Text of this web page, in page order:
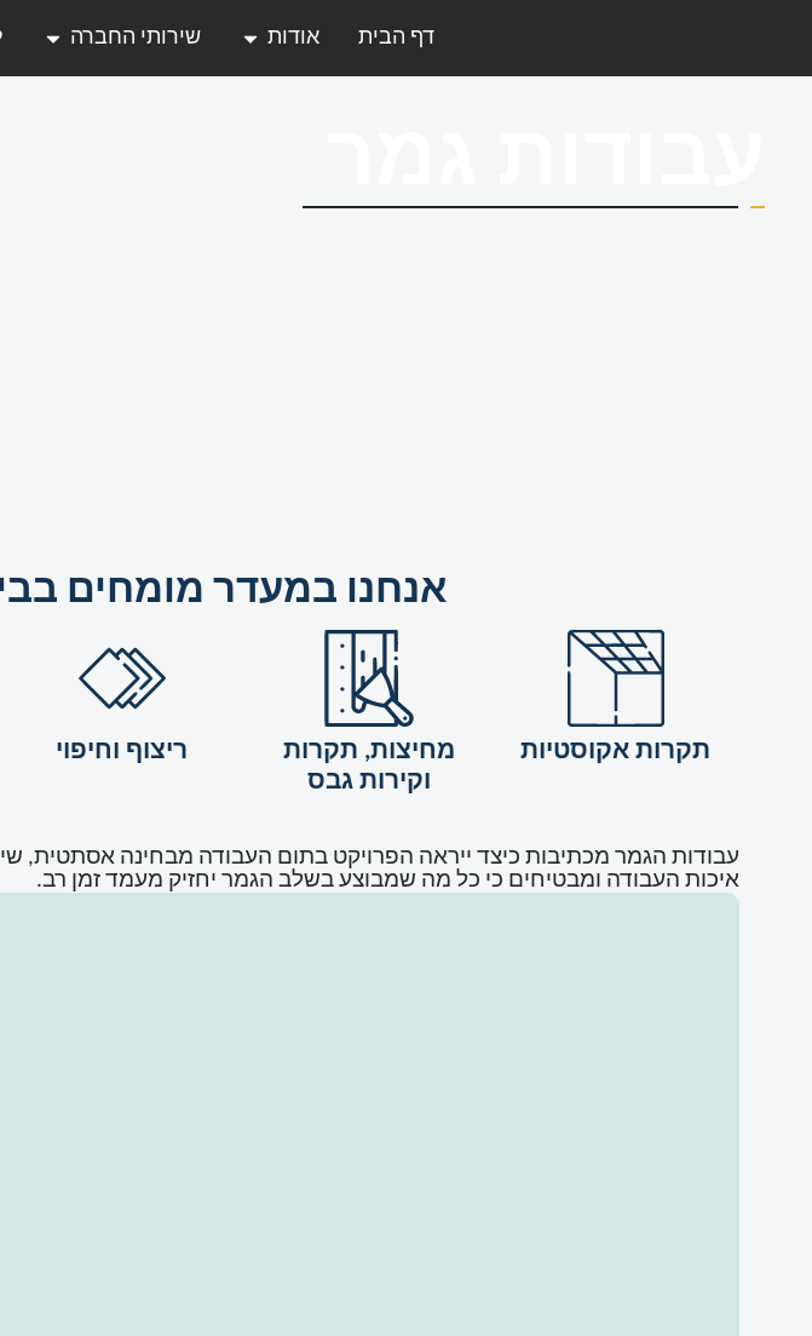
דף הבית אודות שירותי החברה
אנחנו במעדר מומחים
תקרות אקוסטיות
מחיצות, תקרות
וקירות גבס
ריצוף וחיפוי
עבודות הגמר מכתיבות כיצד ייראה הפרויקט בתום העבודה מבחינה אסתטית,
איכות העבודה ומבטיחים כי כל מה שמבוצע בשלב הגמר יחזיק מעמד זמן רב.